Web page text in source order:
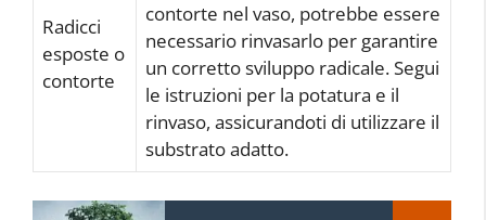
Radicci
esposte o
contorte
contorte nel vaso, potrebbe essere
necessario rinvasarlo per garantire
un corretto sviluppo radicale. Segui
le istruzioni per la potatura e il
rinvaso, assicurandoti di utilizzare il
substrato adatto.